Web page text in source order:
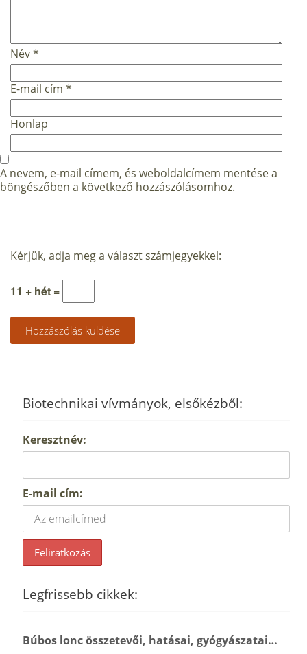
Név*
E-mail cím *
Honlap
A nevem, e-mail címem, és weboldalcímem mentése a
böngészőben a következő hozzászólásomhoz.
Kérjük, adja meg a választ számjegyekkel:
11 + hét =
Biotechnikai vívmányok, elsőkézből:
Keresztnév:
E-mail cím:
Legfrissebb cikkek:
Búbos lonc összetevői, hatásai, gyógyászatai…